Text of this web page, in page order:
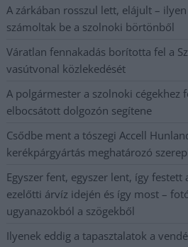
A zárkában rosszul lett, elájult –
számoltak be a szolnoki börtönből
Váratlan fennakadás borította fel a
vasútvonal közlekedését
A polgármester a szolnoki cégekhez
elbocsátott dolgozón segítene
Csődbe ment a tószegi Accell
kerékpárgyártás meghatározó
Egyszer fent, egyszer lent, így festett
ezelőtti árvíz idején és így most –
ugyanazokból a szögekből
Ilyenek eddig a tapasztalatok a